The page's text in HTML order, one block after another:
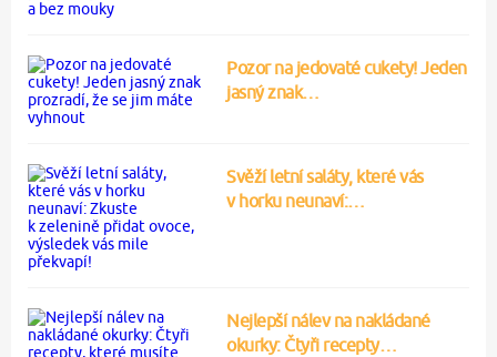
Pozor na jedovaté cukety! Jeden
jasný znak…
Svěží letní saláty, které vás
v horku neunaví:…
Nejlepší nálev na nakládané
okurky: Čtyři recepty…